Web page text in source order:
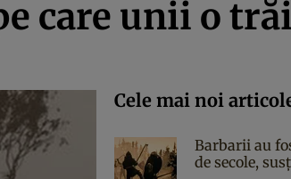
care unii o
Cele mai noi
Barbarii au
de secole,